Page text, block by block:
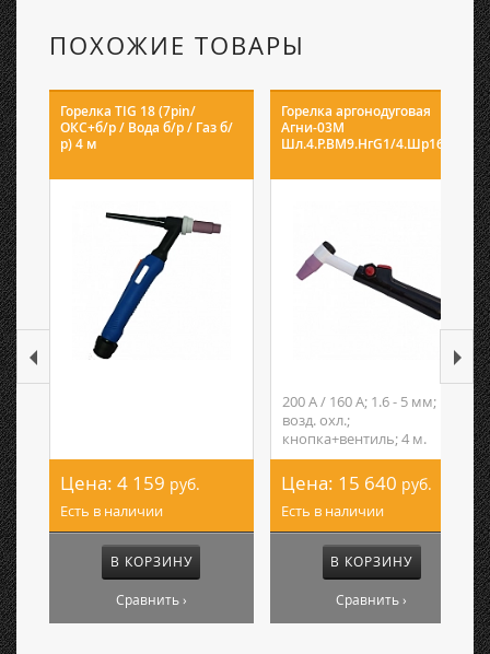
ПОХОЖИЕ ТОВАРЫ
Горелка TIG 18 (7pin/
ОКС+б/р / Вода б/р / Газ б/
р) 4 м
Цена: 4 159 руб.
Есть в наличии
В КОРЗИНУ
Сравнить ›
Горелка аргонодуговая
Агни-03М
Шл.4.Р.ВМ9.НгG1/4.Шр16
200 А / 160 А; 1.6 - 5 мм;
возд. охл.;
кнопка+вентиль; 4 м.
Цена: 15 640 руб.
Есть в наличии
В КОРЗИНУ
Сравнить ›